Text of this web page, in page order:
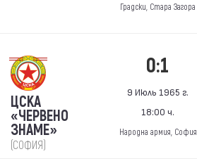
Градски, Стара Загора
ЦСКА
«ЧЕРВЕНО
ЗНАМЕ»
(СОФИЯ)
0:1
9 Июль 1965 г.
18:00 ч.
Народна армия, София